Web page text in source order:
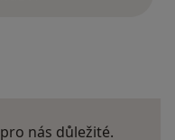
nás důležité.